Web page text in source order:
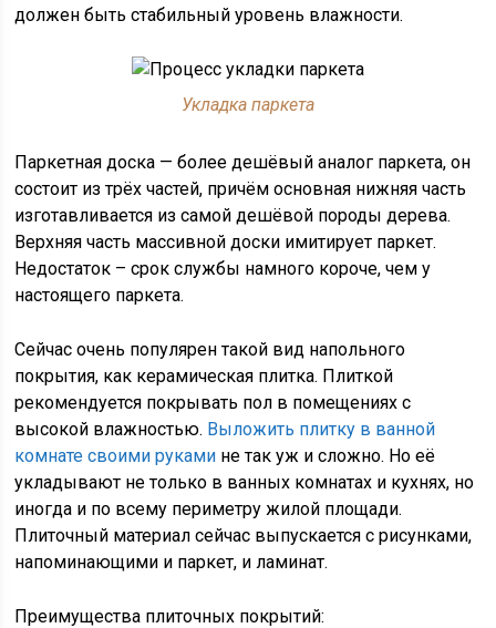
должен быть стабильный уровень влажности.
Укладка паркета
Паркетная доска — более дешёвый аналог паркета, он
состоит из трёх частей, причём основная нижняя часть
изготавливается из самой дешёвой породы дерева.
Верхняя часть массивной доски имитирует паркет.
Недостаток – срок службы намного короче, чем у
настоящего паркета.
Сейчас очень популярен такой вид напольного
покрытия, как керамическая плитка. Плиткой
рекомендуется покрывать пол в помещениях с
высокой влажностью. Выложить плитку в ванной
комнате своими руками не так уж и сложно. Но её
укладывают не только в ванных комнатах и кухнях, но
иногда и по всему периметру жилой площади.
Плиточный материал сейчас выпускается с рисунками,
напоминающими и паркет, и ламинат.
Преимущества плиточных покрытий: